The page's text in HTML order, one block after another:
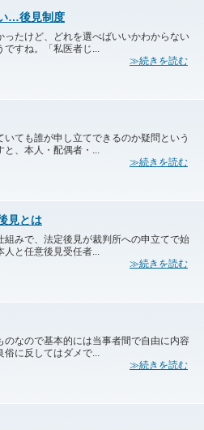
…後見制度
たけど、どれを選べばいいかわからない
すね。「私医者じ...
≫続きを読む
ても誰が申し立てできるのか疑問という
、本人・配偶者・...
≫続きを読む
見とは
みで、法定後見が裁判所への申立てで始
と任意後見受任者...
≫続きを読む
なので基本的には当事者間で自由に内容
に反してはダメで...
≫続きを読む